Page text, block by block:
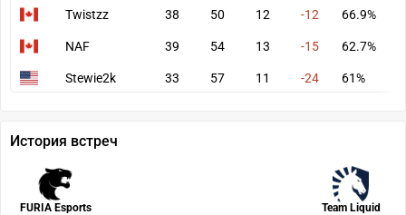
Twistzz 38 50 12 -12 66.9%
NAF 39 54 13 -15 62.7%
Stewie2k 33 57 11 -24 61%
История встреч
FURIA Esports Team Liquid